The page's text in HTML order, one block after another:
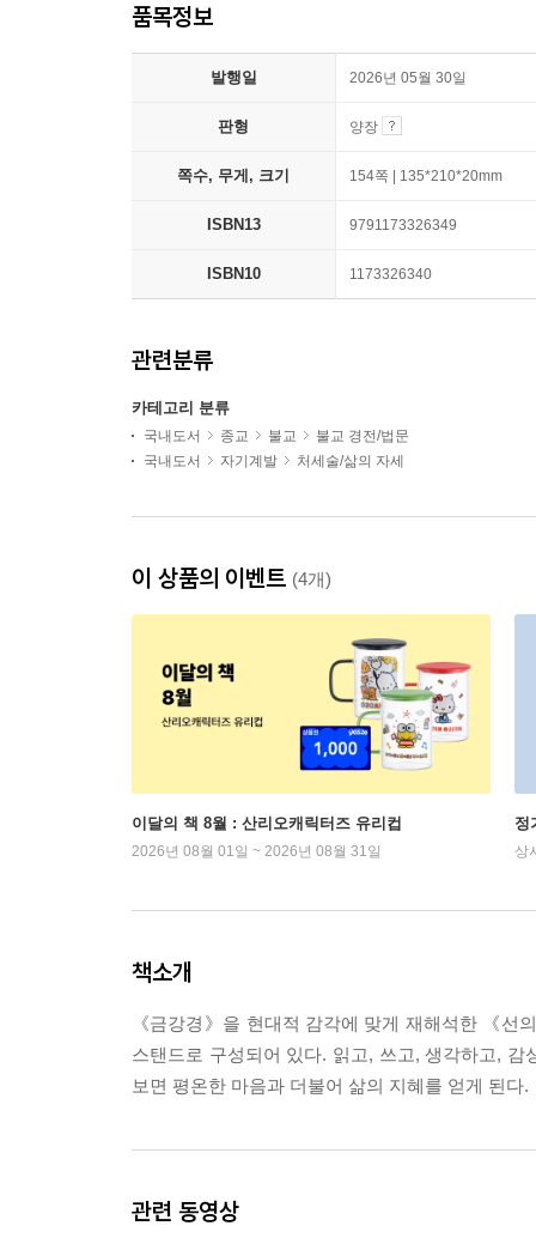
품목정보
발행일 2026년 05월 30일
판형 양장
쪽수, 무게, 크기 154쪽 | 135*210*20mm
ISBN13 9791173326349
ISBN10 1173326340
관련분류
카테고리 분류
국내도서 종교 불교
불교 경전/법문
국내도서
자기계발 처세술/삶의 자세
이 상품의 이벤트 (4개)
이달의 책 8월 : 산리오캐릭터즈 유리컵
2026년 08월 01일 ~ 2026년 08월 31일
정
상
책소개
《금강경》을 현대적 감각에 맞게 재해석한 《
스탠드로 구성되어 있다. 읽고, 쓰고, 생각하고, 감
보면 평온한 마음과 더불어 삶의 지혜를 얻게 된다.
관련 동영상